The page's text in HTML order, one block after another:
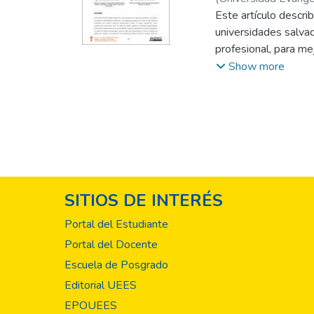
Canizales;Karina
de Cubías;Sofía
Este artículo
universidades
profesional, para
entre otras. Se
enfoques y teorías,
través de
de formación
complementario.
teórico y práctico
competencias
Show more
SITIOS DE INTERÉS
Portal del Estudiante
Portal del Docente
Escuela de Posgrado
Editorial UEES
EPOUEES